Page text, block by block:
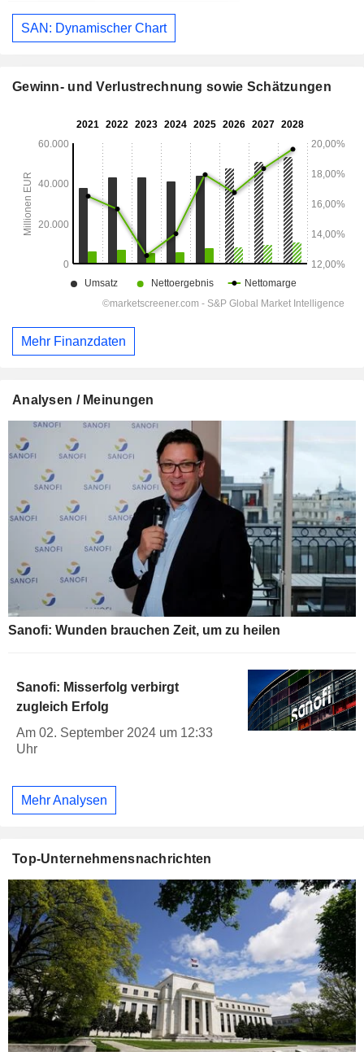
SAN: Dynamischer Chart
Gewinn- und Verlustrechnung sowie Schätzungen
Mehr Finanzdaten
Analysen / Meinungen
Sanofi: Wunden brauchen Zeit, um zu heilen
Sanofi: Misserfolg verbirgt
zugleich Erfolg
Am 02. September 2024 um 12:33
Uhr
Mehr Analysen
Top-Unternehmensnachrichten